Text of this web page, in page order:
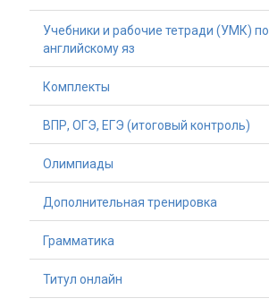
Учебники и рабочие тетради (УМК) по
английскому яз
Комплекты
ВПР, ОГЭ, ЕГЭ (итоговый контроль)
Олимпиады
Дополнительная тренировка
Грамматика
Титул онлайн